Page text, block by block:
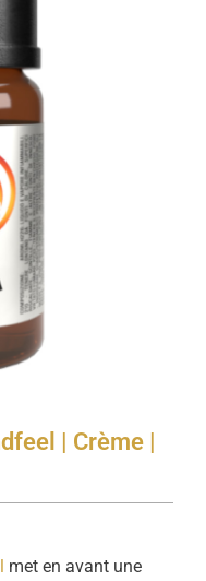
| Crème |
met en avant une